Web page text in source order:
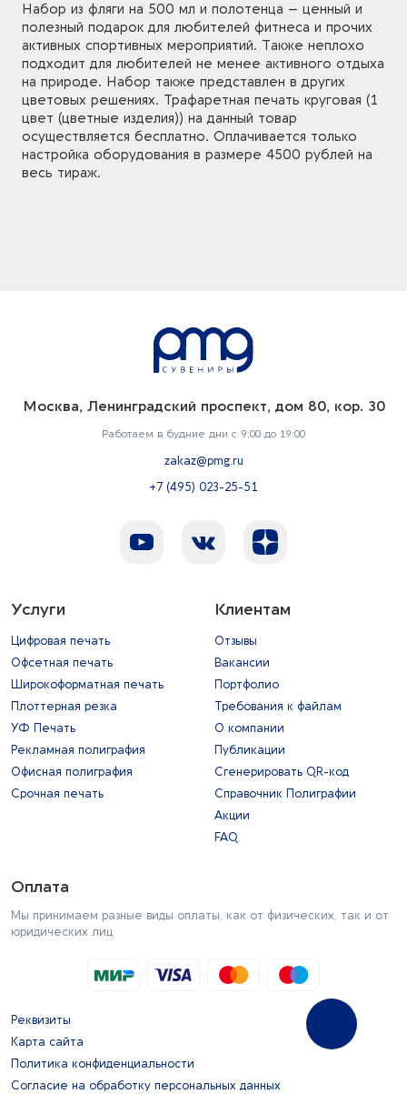
Набор из фляги на 500 мл и полотенца – ценный и
полезный подарок для любителей фитнеса и прочих
активных спортивных мероприятий. Также неплохо
подходит для любителей не менее активного отдыха
на природе. Набор также представлен в других
цветовых решениях. Трафаретная печать круговая (1
цвет (цветные изделия)) на данный товар
осуществляется бесплатно. Оплачивается только
настройка оборудования в размере 4500 рублей на
весь тираж.
Москва, Ленинградский проспект, дом 80, кор. 30
Работаем в будние дни с 9:00 до 19:00
zakaz@pmg.ru
+7 (495) 023-25-51
Услуги
Цифровая печать
Офсетная печать
Широкоформатная печать
Плоттерная резка
УФ Печать
Рекламная полиграфия
Офисная полиграфия
Срочная печать
Клиентам
Отзывы
Вакансии
Портфолио
Требования к файлам
О компании
Публикации
Сгенерировать QR-код
Справочник Полиграфии
Акции
FAQ
Оплата
Мы принимаем разные виды оплаты, как от физических, так и от
юридических лиц
Реквизиты
Карта сайта
Политика конфиденциальности
Согласие на обработку персональных данных